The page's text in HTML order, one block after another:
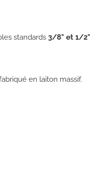
standards 3/8" et 1/2"
en laiton massif.